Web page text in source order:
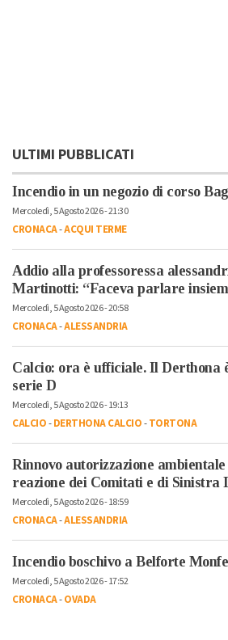
ULTIMI PUBBLICATI
Incendio in un negozio di corso
Mercoledì, 5 Agosto 2026 - 21:30
CRONACA-ACQUI TERME
Addio alla professoressa
Martinotti: “Faceva parlare
Mercoledì, 5 Agosto 2026 - 20:58
CRONACA-ALESSANDRIA
Calcio: ora è ufficiale. Il Derthona
serie D
Mercoledì, 5 Agosto 2026 - 19:13
CALCIO-DERTHONA CALCIO-TORTONA
Rinnovo autorizzazione ambientale
reazione dei Comitati e di Sinistra
Mercoledì, 5 Agosto 2026 - 18:59
CRONACA-ALESSANDRIA
Incendio boschivo a Belforte
Mercoledì, 5 Agosto 2026 - 17:52
CRONACA-OVADA